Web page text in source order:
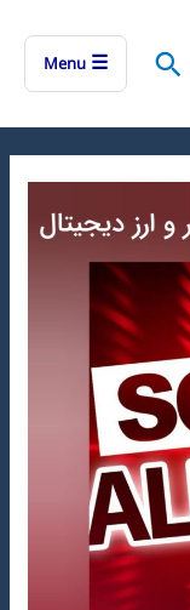
جستجو☰
Menu